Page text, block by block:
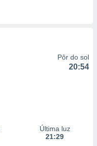
Pôr do sol
20:54
Última luz
21:29